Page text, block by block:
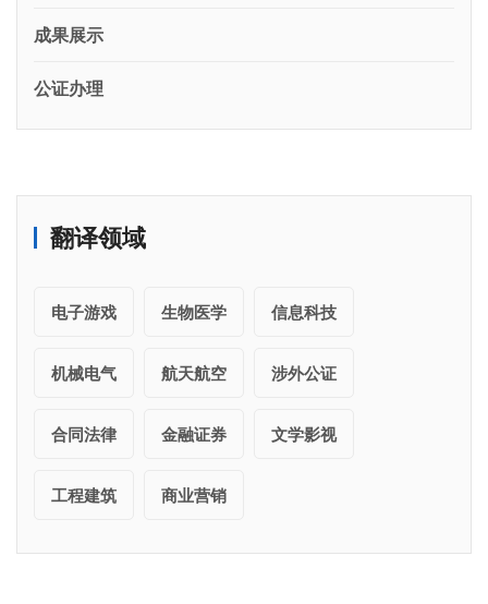
成果展示
公证办理
翻译领域
电子游戏 生物医学 信息科技
机械电气 航天航空 涉外公证
合同法律 金融证券 文学影视
工程建筑 商业营销